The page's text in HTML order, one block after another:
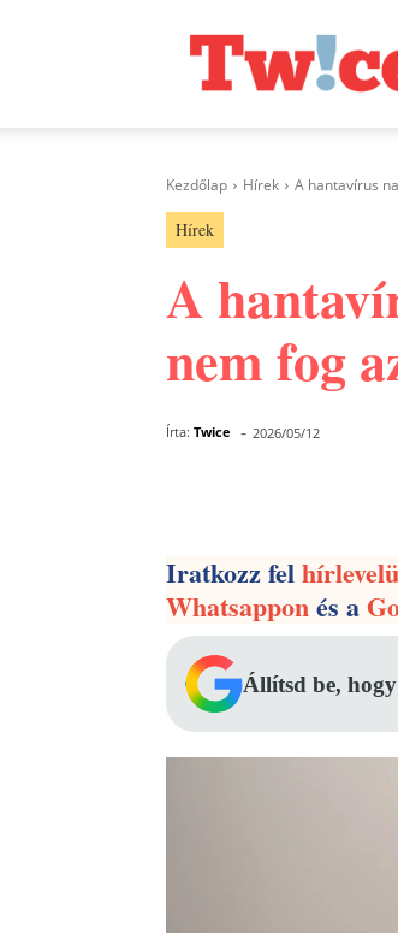
Kezdőlap Hírek A hantavírus
Hírek
A
nem fog
Írta: Twice - 2026/05/12
Iratkozz fel
Whatsapponés a
Állítsd be,